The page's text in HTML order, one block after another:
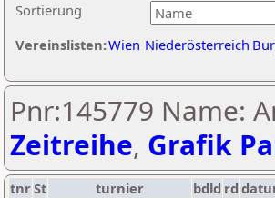
Sortierung
Vereinslisten:Wien Niederösterreich
Pnr:145779 Name:
Zeitreihe, Grafik
tnrSt turnier bdld rd